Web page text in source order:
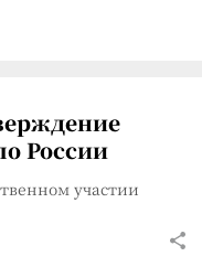
России
участии